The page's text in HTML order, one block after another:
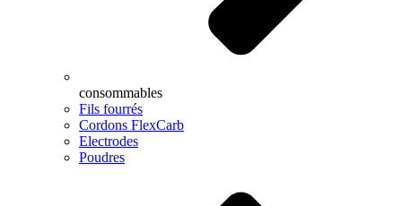
consommables
Fils fourrés
Cordons FlexCarb
Electrodes
Poudres